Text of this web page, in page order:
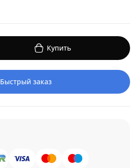
Купить
Быстрый заказ